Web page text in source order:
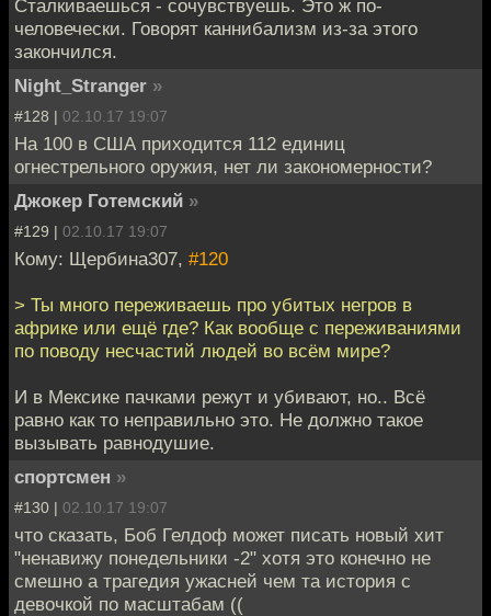
Сталкиваешься - сочувствуешь. Это ж по-
человечески. Говорят каннибализм из-за этого
закончился.
Night_Stranger »
#128 | 02.10.17 19:07
На 100 в США приходится 112 единиц
огнестрельного оружия, нет ли закономерности?
Джокер Готемский »
#129 | 02.10.17 19:07
Кому: Щербина307, #120
> Ты много переживаешь про убитых негров в
африке или ещё где? Как вообще с переживаниями
по поводу несчастий людей во всём мире?
И в Мексике пачками режут и убивают, но.. Всё
равно как то неправильно это. Не должно такое
вызывать равнодушие.
спортсмен »
#130 | 02.10.17 19:07
что сказать, Боб Гелдоф может писать новый хит
"ненавижу понедельники -2" хотя это конечно не
смешно а трагедия ужасней чем та история с
девочкой по масштабам ((